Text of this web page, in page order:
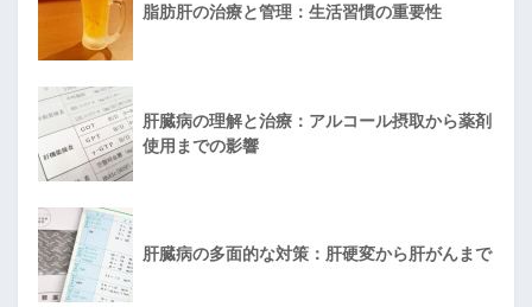
脂肪肝の治療と管理：生活習慣の重要性
肝臓病の理解と治療：アルコール摂取から薬剤
使用までの影響
肝臓病の多面的な対策：肝硬変から肝がんまで